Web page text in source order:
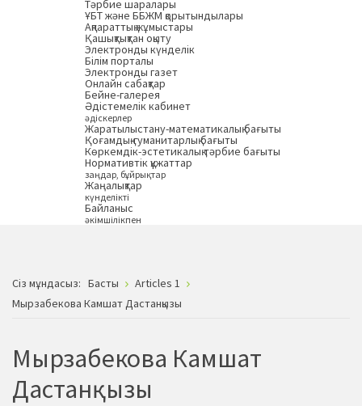
Тәрбие шаралары
ҰБТ және ББЖМ қорытындылары
Ақпараттық жұмыстары
Қашықтықтан оқыту
Электронды күнделік
Білім порталы
Электронды газет
Онлайн сабақтар
Бейне-галерея
Әдістемелік кабинет
әдіскерлер
Жаратылыстану-математикалық бағыты
Қоғамдық-гуманитарлық бағыты
Көркемдік-эстетикалық тәрбие бағыты
Нормативтік құжаттар
заңдар, бұйрықтар
Жаңалықтар
күнделікті
Байланыс
әкімшілікпен
Сiз мұндасыз: Басты
Articles 1
Мырзабекова Камшат Дастанқызы
Мырзабекова Камшат
Дастанқызы